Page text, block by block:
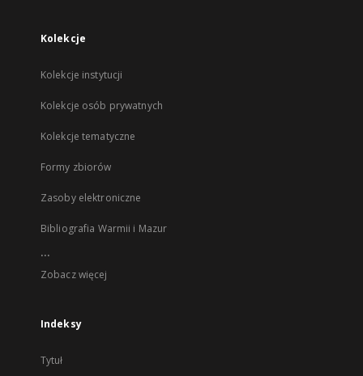
Kolekcje
Kolekcje instytucji
Kolekcje osób prywatnych
Kolekcje tematyczne
Formy zbiorów
Zasoby elektroniczne
Bibliografia Warmii i Mazur
...
Zobacz więcej
Indeksy
Tytuł